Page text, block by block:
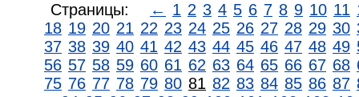
Страницы: ← 1 2 3 4 5 6 7 8 9 10 11
18 19 20 21 22 23 24 25 26 27 28 29 30
37 38 39 40 41 42 43 44 45 46 47 48 49
56 57 58 59 60 61 62 63 64 65 66 67 68
75 76 77 78 79 80 81 82 83 84 85 86 87